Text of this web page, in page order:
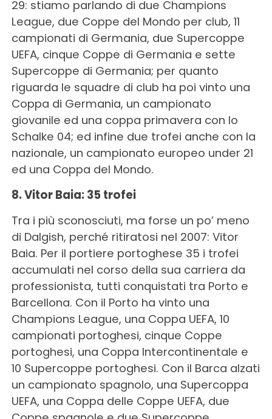
29: stiamo parlando di due Champions
League, due Coppe del Mondo per club, 11
campionati di Germania, due Supercoppe
UEFA, cinque Coppe di Germania e sette
Supercoppe di Germania; per quanto
riguarda le squadre di club ha poi vinto una
Coppa di Germania, un campionato
giovanile ed una coppa primavera con lo
Schalke 04; ed infine due trofei anche con la
nazionale, un campionato europeo under 21
ed una Coppa del Mondo.
8. Vitor Baia: 35 trofei
Tra i più sconosciuti, ma forse un po’ meno
di Dalgish, perché ritiratosi nel 2007: Vitor
Baia. Per il portiere portoghese 35 i trofei
accumulati nel corso della sua carriera da
professionista, tutti conquistati tra Porto e
Barcellona. Con il Porto ha vinto una
Champions League, una Coppa UEFA, 10
campionati portoghesi, cinque Coppe
portoghesi, una Coppa Intercontinentale e
10 Supercoppe portoghesi. Con il Barca alzati
un campionato spagnolo, una Supercoppa
UEFA, una Coppa delle Coppe UEFA, due